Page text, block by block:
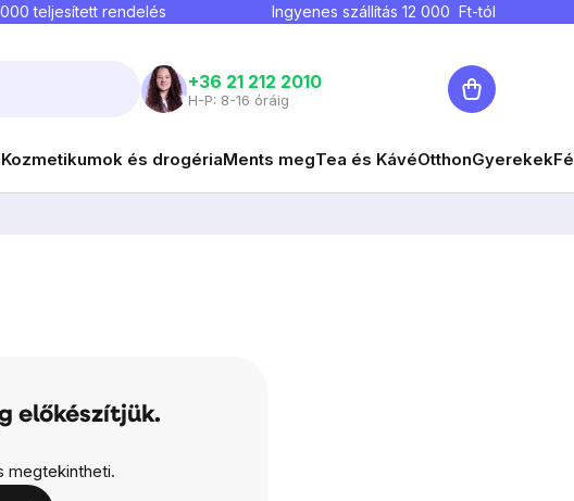
teljesített rendelés Ingyenes szállítás 12 000 Ft-tól
+36 21 212 2010
H-P: 8-16 óráig
Kosár
Kozmetikumok és drogériaMents megTea és KávéOtthonGyerekek
előkészítjük.
megtekintheti.